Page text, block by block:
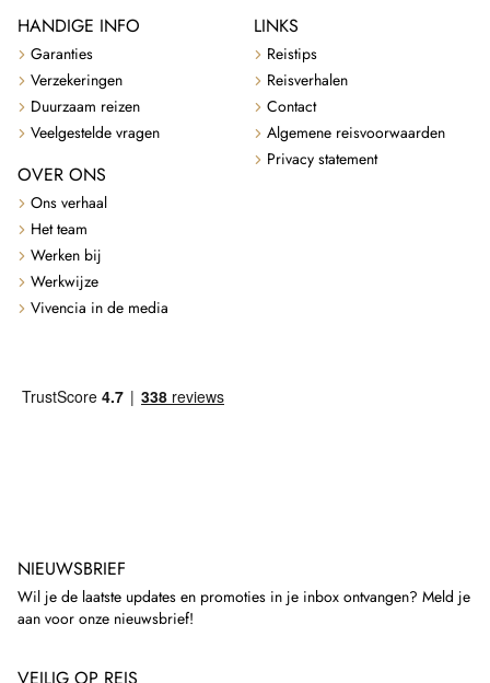
HANDIGE INFO
Garanties
Verzekeringen
Duurzaam reizen
Veelgestelde vragen
OVER ONS
Ons verhaal
Het team
Werken bij
Werkwijze
Vivencia in de media
LINKS
Reistips
Reisverhalen
Contact
Algemene reisvoorwaarden
Privacy statement
NIEUWSBRIEF
Wil je de laatste updates en promoties in je inbox ontvangen? Meld je
aan voor onze nieuwsbrief!